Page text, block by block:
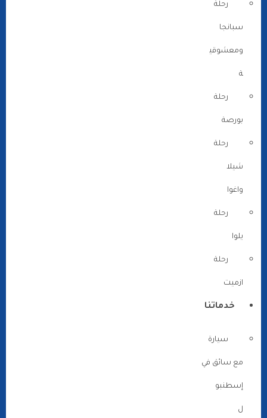
رحلة
سبانجا
ومعشوقي
ة
رحلة
بورصة
رحلة
شيلا
واغوا
رحلة
يلوا
رحلة
ازميت
خدماتنا
سيارة
مع سائق في
إسطنبو
ل